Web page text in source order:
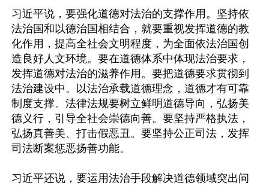
习近平说，要强化道德对法治的支撑作用。坚持依
法治国和以德治国相结合，就要重视发挥道德的教
化作用，提高全社会文明程度，为全面依法治国创
造良好人文环境。要在道德体系中体现法治要求，
发挥道德对法治的滋养作用。要把道德要求贯彻到
法治建设中。以法治承载道德理念，道德才有可靠
制度支撑。法律法规要树立鲜明道德导向，弘扬美
德义行，引导全社会崇德向善。要坚持严格执法，
弘扬真善美、打击假恶丑。要坚持公正司法，发挥
司法断案惩恶扬善功能。
习近平还说，要运用法治手段解决道德领域突出问